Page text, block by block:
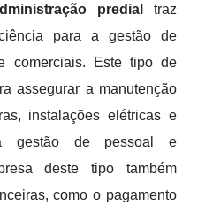
predial
traz
para a gestão de
comerciais. Este tipo de
assegurar a manutenção
instalações elétricas e
gestão de pessoal e
deste tipo também
como o pagamento